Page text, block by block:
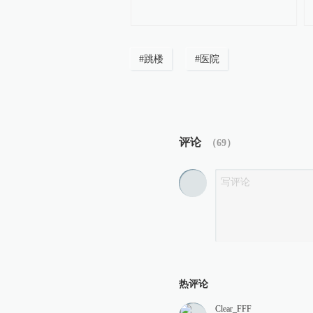
#跳楼 #医院
评论 （69）
热评论
Clear_FFF